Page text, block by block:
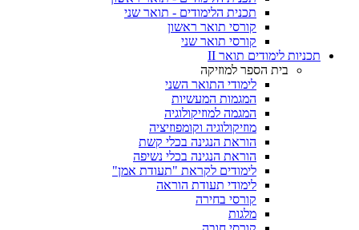
תכנית הלימודים - תואר שני
קורסי תואר ראשון
קורסי תואר שני
תכניות לימודים תואר II
בית הספר למוזיקה
לימודי התואר השני
המגמות המעשיות
המגמה למוזיקולוגיה
מוזיקולוגיה וקומפוזיציה
הוראת הנגינה בכלי קשת
הוראת הנגינה בכלי נשיפה
לימודים לקראת "תעודת אמן"
לימודי תעודת הוראה
קורסי בחירה
מלגות